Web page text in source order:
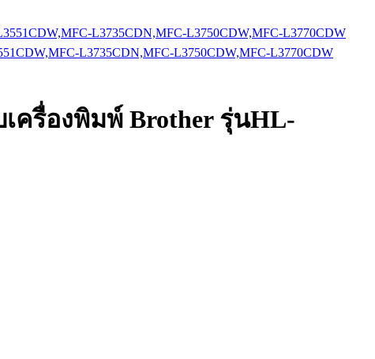
L3735CDN,MFC-L3750CDW,MFC-L3770CDW
ครื่องพิมพ์ Brother รุ่นHL-